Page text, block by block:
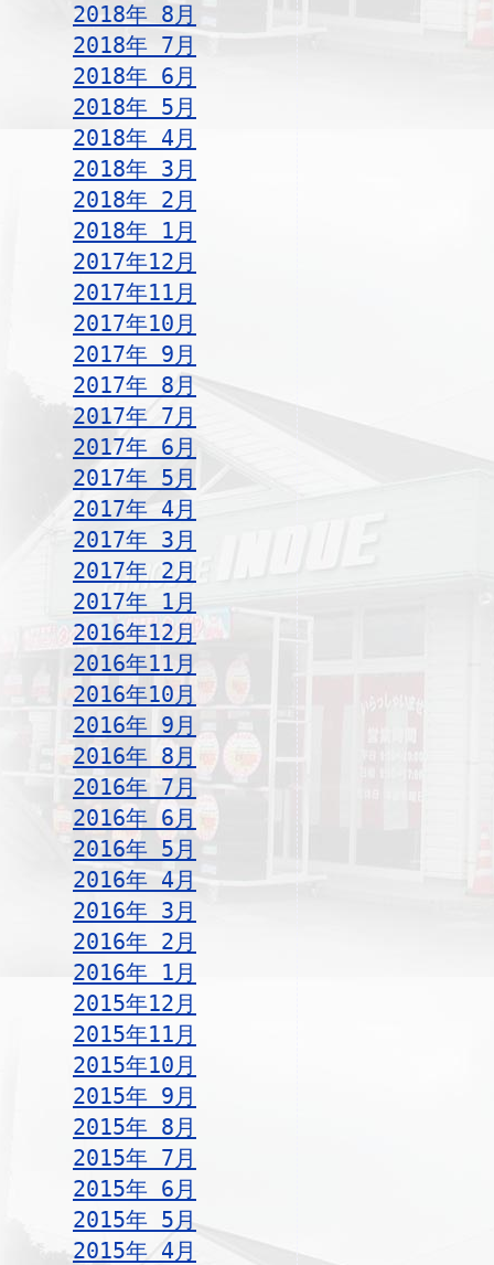
2018年 8月
2018年 7月
2018年 6月
2018年 5月
2018年 4月
2018年 3月
2018年 2月
2018年 1月
2017年12月
2017年11月
2017年10月
2017年 9月
2017年 8月
2017年 7月
2017年 6月
2017年 5月
2017年 4月
2017年 3月
2017年 2月
2017年 1月
2016年12月
2016年11月
2016年10月
2016年 9月
2016年 8月
2016年 7月
2016年 6月
2016年 5月
2016年 4月
2016年 3月
2016年 2月
2016年 1月
2015年12月
2015年11月
2015年10月
2015年 9月
2015年 8月
2015年 7月
2015年 6月
2015年 5月
2015年 4月